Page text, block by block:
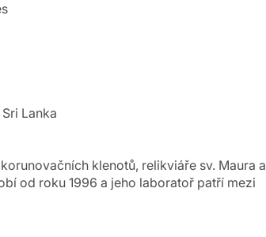
Lanka
klenotů, relikviáře sv. Maura a
od roku 1996 a jeho laboratoř patří mezi